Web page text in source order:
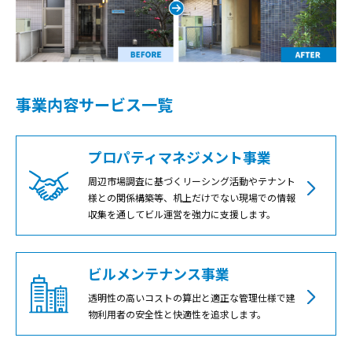
事業内容サービス一覧
プロパティマネジメント事業
周辺市場調査に基づくリーシング活動やテナント
様との関係構築等、机上だけでない現場での情報
収集を通してビル運営を強力に支援します。
ビルメンテナンス事業
透明性の高いコストの算出と適正な管理仕様で建
物利用者の安全性と快適性を追求します。